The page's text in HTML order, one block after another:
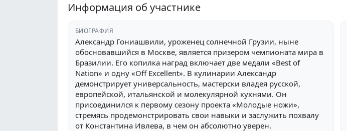
Информация об участнике
БИОГРАФИЯ
Александр Гониашвили, уроженец солнечной Грузии, ныне
обосновавшийся в Москве, является призером чемпионата мира в
Бразилии. Его копилка наград включает две медали «Best of
Nation» и одну «Off Excellent». В кулинарии Александр
демонстрирует универсальность, мастерски владея русской,
европейской, итальянской и молекулярной кухнями. Он
присоединился к первому сезону проекта «Молодые ножи»,
стремясь продемонстрировать свои навыки и заслужить похвалу
от Константина Ивлева, в чем он абсолютно уверен.